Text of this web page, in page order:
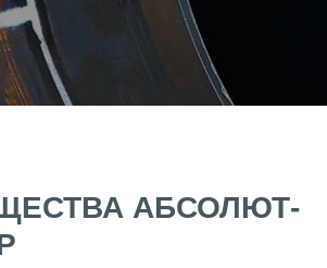
АБСОЛЮТ-